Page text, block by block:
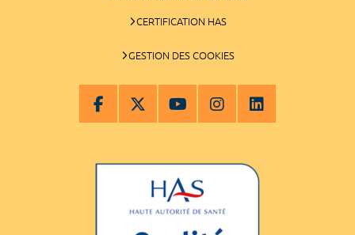
CERTIFICATION HAS
GESTION DES COOKIES